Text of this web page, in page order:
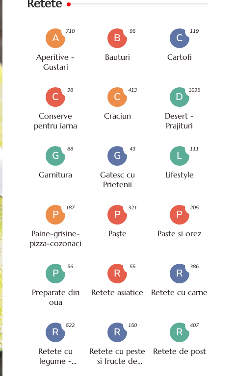
Retete
A
Aperitive -
Gustari
710
B
Bauturi
95
C
Cartofi
119
C
Conserve
pentru iarna
98
C
Craciun
413
D
Desert -
Prajituri
1095
G
Garnitura
88
G
Gatesc cu
Prietenii
43
L
Lifestyle
111
P
Paine-grisine-
pizza-cozonaci
187
P
Paşte
321
P
Paste si orez
205
P
Preparate din
oua
56
R
Retete asiatice
55
R
Retete cu carne
386
R
Retete cu
legume -
522
R
Retete cu peste
si fructe de
150
R
Retete de post
407